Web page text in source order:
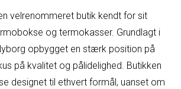
velrenommeret butik kendt for sit
og termokasser. Grundlagt i
opbygget en stærk position på
på kvalitet og pålidelighed. Butikken
designet til ethvert formål, uanset om